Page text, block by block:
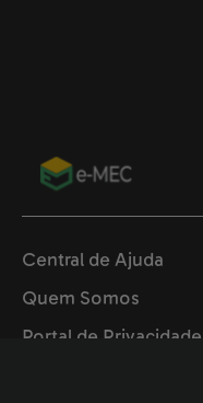
Central de Ajuda
Quem Somos
Portal de Privacidade